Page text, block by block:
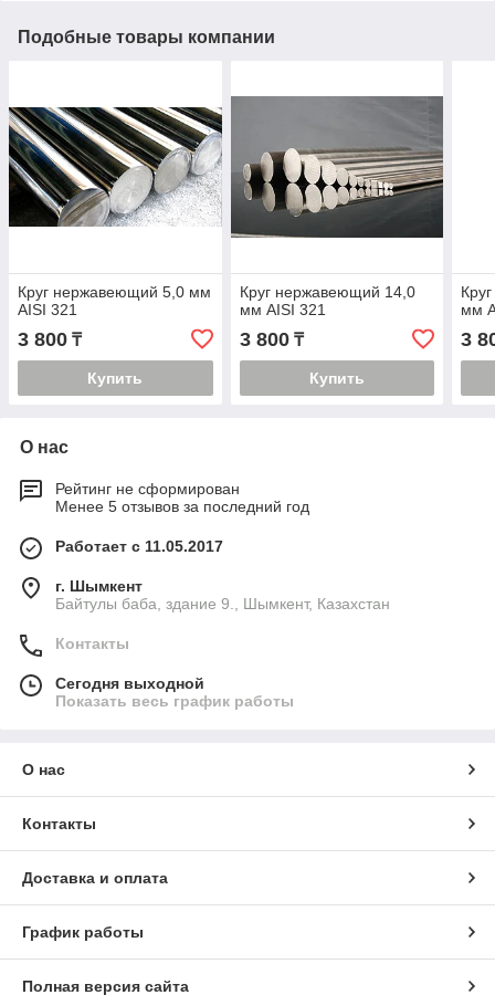
Подобные товары компании
Круг нержавеющий 5,0 мм
AISI 321
3 800 ₸
Купить
Круг нержавеющий 14,0
мм AISI 321
3 800₸
Купить
мм
3
О нас
Рейтинг не сформирован
Менее 5 отзывов за последний год
Работает с 11.05.2017
г. Шымкент
Байтулы баба, здание 9., Шымкент, Казахстан
Контакты
Сегодня выходной
Показать весь график работы
О нас
Контакты
Доставка и оплата
График работы
Полная версия сайта